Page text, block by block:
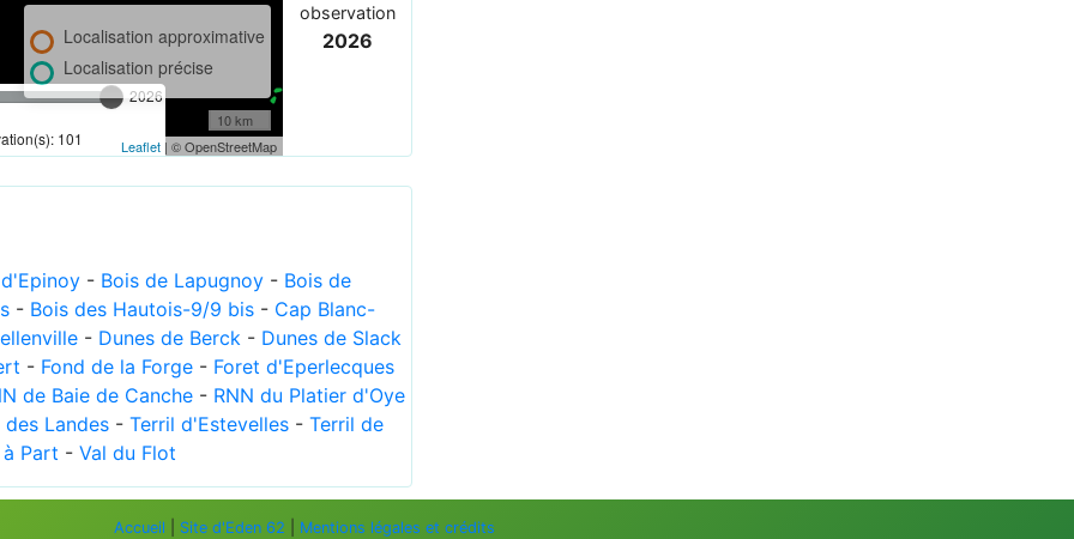
2026
101
Localisation approximative
Localisation précise
10 km
Leaflet| © OpenStreetMap
observation
2026
- Bois de Lapugnoy - Bois de
- Bois des Hautois-9/9 bis - Cap Blanc-
- Dunes de Berck - Dunes de Slack
- Fond de la Forge - Foret d'Eperlecques
de Baie de Canche - RNN du Platier d'Oye
des Landes - Terril d'Estevelles - Terril de
Part - Val du Flot
Accueil Site d'Eden 62 Mentions légales et crédits